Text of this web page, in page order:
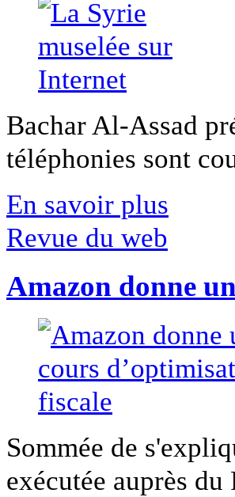
Bachar Al-Assad
téléphonies sont
En savoir plus
Revue du web
Amazon donne
Sommée de
exécutée auprès